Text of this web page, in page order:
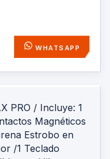
WHATSAPP